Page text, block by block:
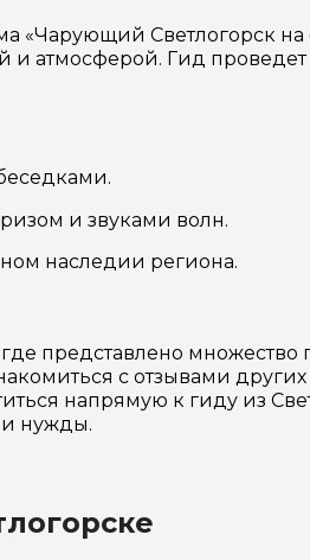
«Чарующий Светлогорск
и атмосферой. Гид
и звуками волн.
наследии региона.
представлено
с отзывами
напрямую к гиду из
нужды.